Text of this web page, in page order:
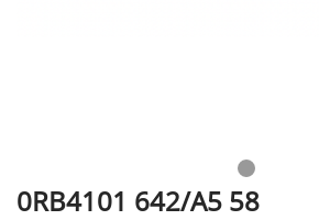
0RB4101 642/A5 58